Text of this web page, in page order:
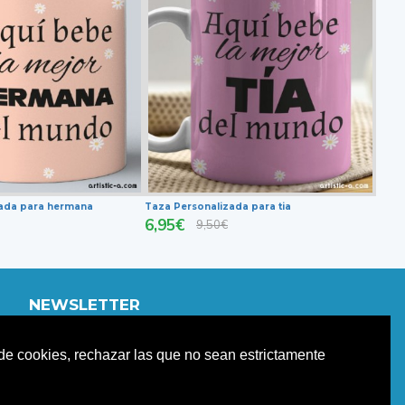
cookies, rechazar las que no sean estrictamente
para hermana Taza Personalizada para tia
6,95€ 9,50€
NEWSLETTER
nuestras promociones y descuentos.